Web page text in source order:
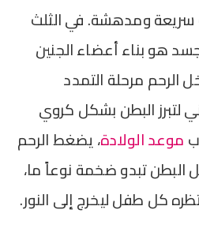
سريعة ومدهشة. في الثلث
هو بناء أعضاء الجنين
الرحم مرحلة التمدد
لتبرز البطن بشكل كروي
موعد الولادة، يضغط الرحم
تبدو ضخمة نوعاً ما،
كل طفل ليخرج إلى النور.